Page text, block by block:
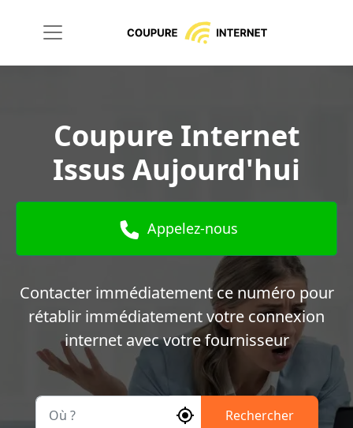
Coupure Internet
Issus Aujourd'hui
Appelez-nous
Contacter immédiatement ce numéro pour
rétablir immédiatement votre connexion
internet avec votre fournisseur
Rechercher